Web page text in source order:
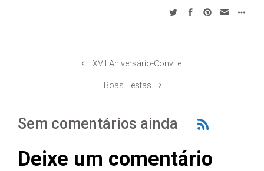
XVII Aniversário-Convite
Boas Festas
Sem comentários ainda
Deixe um comentário